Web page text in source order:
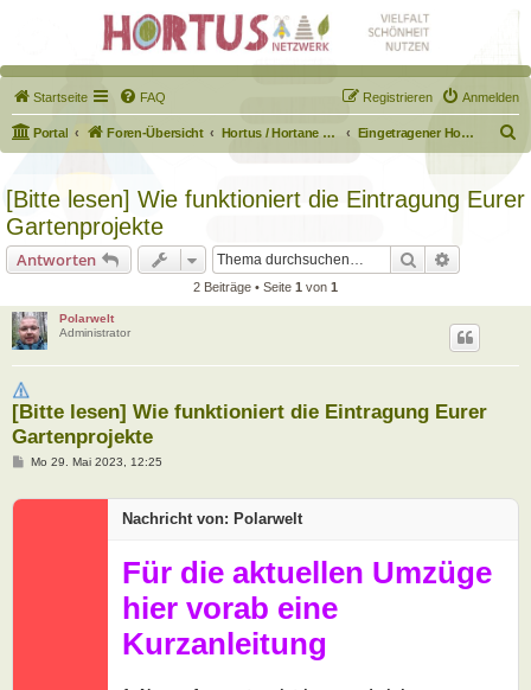
Startseite FAQ Anmelden
Registrieren
Portal Foren-Übersicht Hortus / Hortane Habitate / Garten auf dem Weg Eingetragener Hortus - Mein Hortus und ich!
u
[Bitte lesen] Wie funktioniert die Eintragung Eurer
Gartenprojekte
Antworten Suche
2 Beiträge • Seite 1 von 1
Polarwelt
Administrator
[Bitte lesen] Wie funktioniert die Eintragung Eurer
Gartenprojekte
B
t
Mo 29. Mai 2023, 12:25
Nachricht von: Polarwelt
Für die aktuellen Umzüge
hier vorab eine
Kurzanleitung